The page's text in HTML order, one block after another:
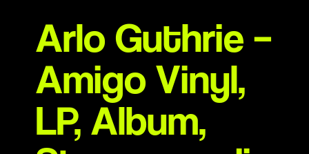
Arlo Guthrie –
Amigo Vinyl,
LP, Album,